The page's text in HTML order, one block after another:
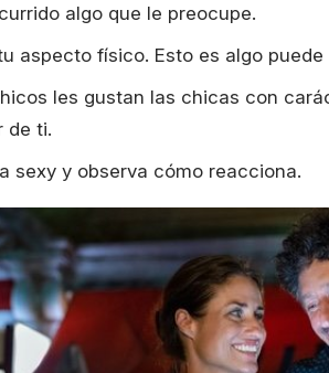
algo que le preocupe.
aspecto físico. Esto es algo
les gustan las chicas con
de ti.
sexy y observa cómo reacciona.